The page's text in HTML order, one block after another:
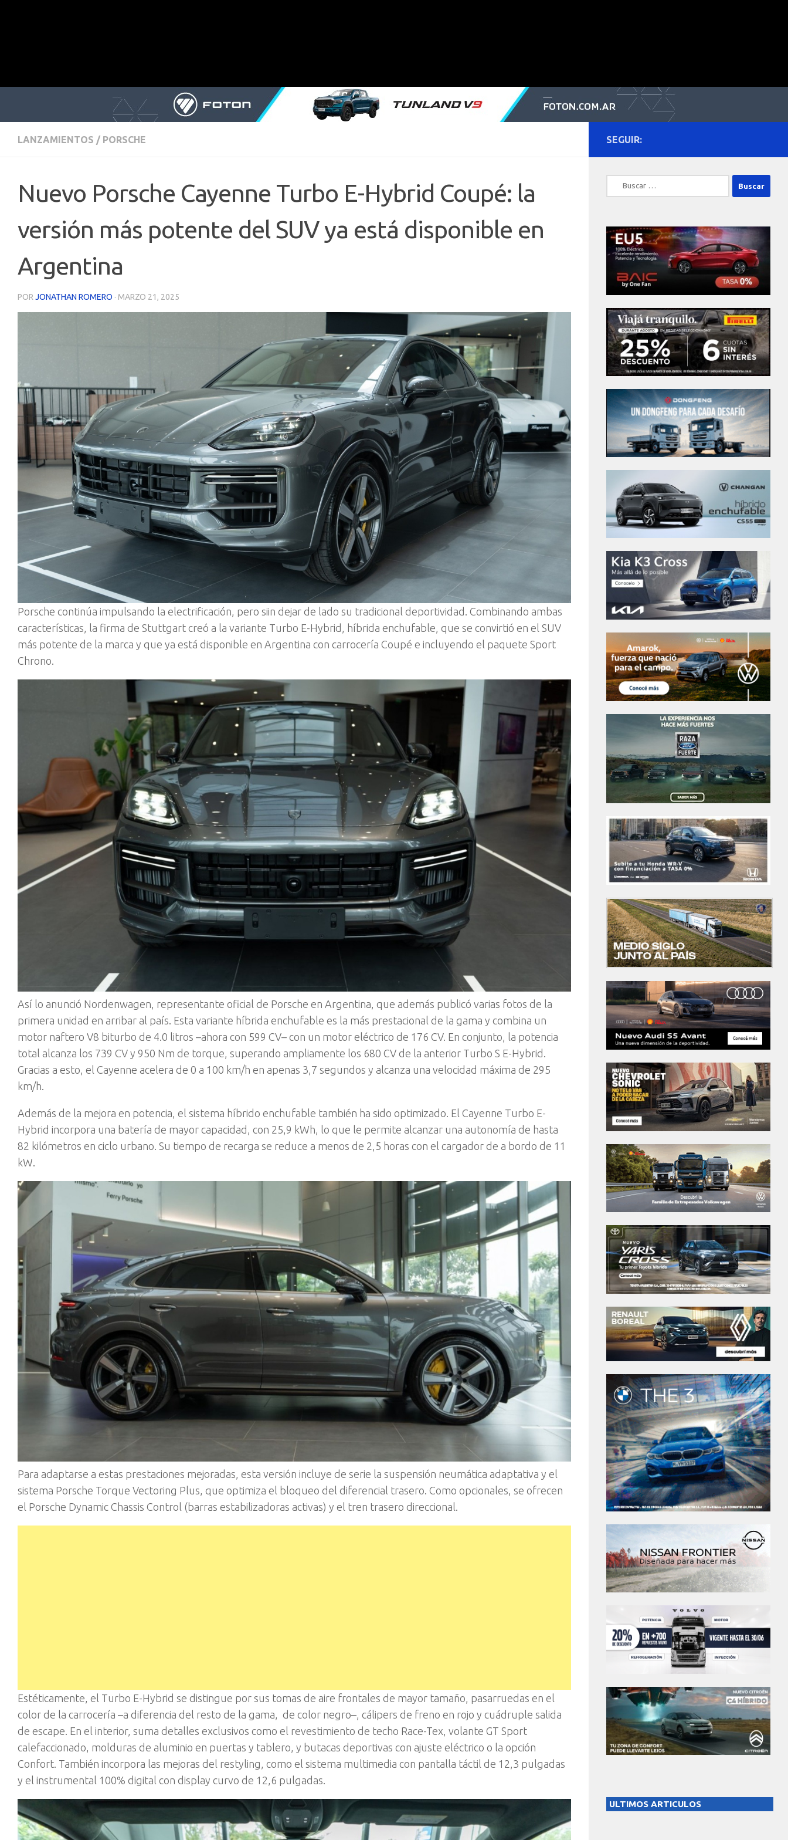
LANZAMIENTOS / PORSCHE
Nuevo Porsche Cayenne Turbo E-Hybrid Coupé: la
versión más potente del SUV ya está disponible en
Argentina
POR JONATHAN ROMERO · MARZO 21, 2025
Porsche continúa impulsando la electrificación, pero siin dejar de lado su tradicional deportividad. Combinando ambas
características, la firma de Stuttgart creó a la variante Turbo E-Hybrid, híbrida enchufable, que se convirtió en el SUV
más potente de la marca y que ya está disponible en Argentina con carrocería Coupé e incluyendo el paquete Sport
Chrono.
Así lo anunció Nordenwagen, representante oficial de Porsche en Argentina, que además publicó varias fotos de la
primera unidad en arribar al país. Esta variante híbrida enchufable es la más prestacional de la gama y combina un
motor naftero V8 biturbo de 4.0 litros –ahora con 599 CV– con un motor eléctrico de 176 CV. En conjunto, la potencia
total alcanza los 739 CV y 950 Nm de torque, superando ampliamente los 680 CV de la anterior Turbo S E-Hybrid.
Gracias a esto, el Cayenne acelera de 0 a 100 km/h en apenas 3,7 segundos y alcanza una velocidad máxima de 295
km/h.
Además de la mejora en potencia, el sistema híbrido enchufable también ha sido optimizado. El Cayenne Turbo E-
Hybrid incorpora una batería de mayor capacidad, con 25,9 kWh, lo que le permite alcanzar una autonomía de hasta
82 kilómetros en ciclo urbano. Su tiempo de recarga se reduce a menos de 2,5 horas con el cargador de a bordo de 11
kW.
Para adaptarse a estas prestaciones mejoradas, esta versión incluye de serie la suspensión neumática adaptativa y el
sistema Porsche Torque Vectoring Plus, que optimiza el bloqueo del diferencial trasero. Como opcionales, se ofrecen
el Porsche Dynamic Chassis Control (barras estabilizadoras activas) y el tren trasero direccional.
Estéticamente, el Turbo E-Hybrid se distingue por sus tomas de aire frontales de mayor tamaño, pasarruedas en el
color de la carrocería –a diferencia del resto de la gama, de color negro–, cálipers de freno en rojo y cuádruple salida
de escape. En el interior, suma detalles exclusivos como el revestimiento de techo Race-Tex, volante GT Sport
calefaccionado, molduras de aluminio en puertas y tablero, y butacas deportivas con ajuste eléctrico o la opción
Confort. También incorpora las mejoras del restyling, como el sistema multimedia con pantalla táctil de 12,3 pulgadas
y el instrumental 100% digital con display curvo de 12,6 pulgadas.
SEGUIR:
Buscar:
ULTIMOS ARTICULOS